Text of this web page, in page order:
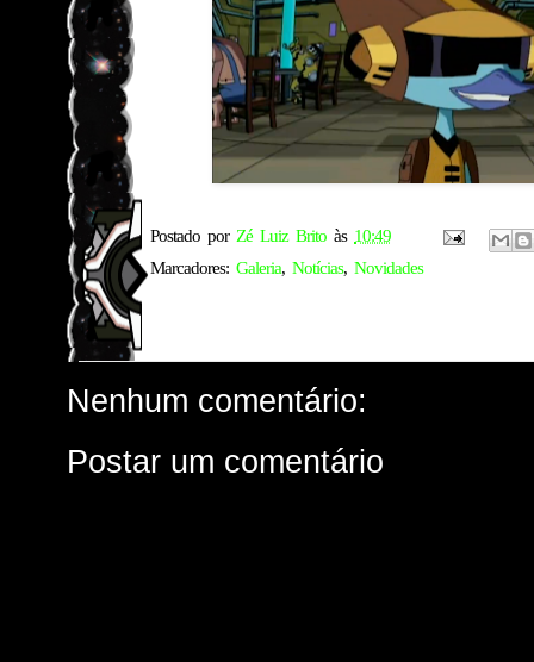
Postado por Zé Luiz Brito às 10:49
Marcadores: Galeria, Notícias, Novidades
Nenhum comentário:
Postar um comentário